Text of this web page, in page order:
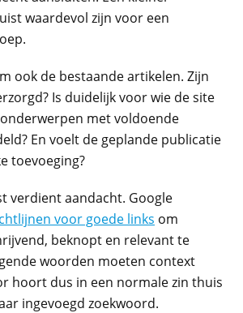
waardevol zijn voor een
ook de bestaande artikelen. Zijn
Is duidelijk voor wie de site
met voldoende
En voelt de geplande publicatie
toevoeging?
verdient aandacht. Google
voor goede links om
beknopt en relevant te
woorden moeten context
hoort dus in een normale zin thuis
ingevoegd zoekwoord.